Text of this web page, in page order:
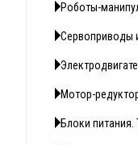
Роботы-
Сервоприводы
Мотор-
Блоки